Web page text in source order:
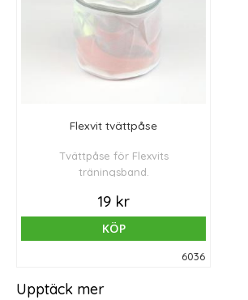
Flexvit tvättpåse
Tvättpåse för Flexvits
träningsband.
19 kr
KÖP
6036
Upptäck mer